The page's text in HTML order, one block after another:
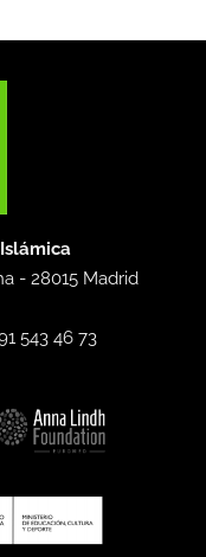
-28015 Madrid
543 46 73